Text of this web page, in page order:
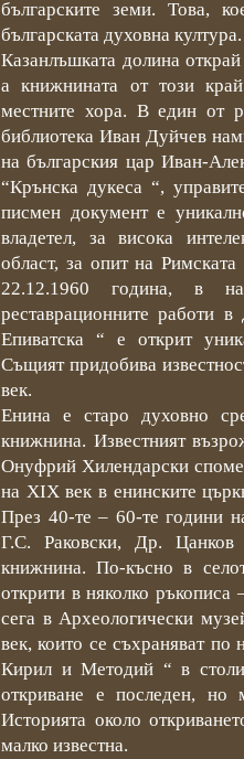
българските земи. Това,
българската духовна култура.
Казанлъшката долина
а книжнината от този
местните хора. В един от
библиотека Иван Дуйчев
на българския цар Иван-
“Крънска дукеса “,
писмен документ е
владетел, за висока
област, за опит на
22.12.1960 година, в
реставрационните работи
Епиватска “ е открит
Същият придобива
век.
Енина е старо духовно
книжнина. Известният
Онуфрий Хилендарски
на ХIХ век в енинските
През 40-те – 60-те години
Г.С. Раковски, Др. Цанков
книжнина. По-късно в
открити в няколко
сега в Археологически
век, които се съхраняват
Кирил и Методий “ в
откриване е последен, но
Историята около
малко известна.